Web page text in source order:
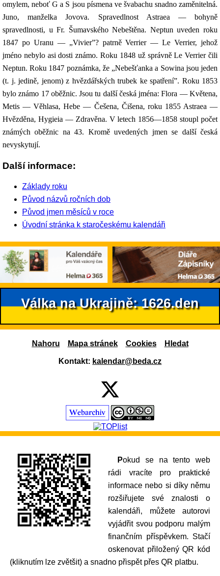
omylem, neboť G a S jsou písmena ve švabachu snadno zaměnitelná.
Juno, manželka Jovova. Spravedlnost Astraea — bohyně
spravedlnosti, u Fr. Šumavského Nebeštěna. Neptun uveden roku
1847 po Uranu — „Vivier”? patrně Verrier — Le Verrier, jehož
jméno nebylo asi dosti známo. Roku 1848 už správně Le Verrier čili
Neptun. Roku 1847 poznámka, že „Nebešťanka a Sowina jsou jeden
(t. j. jedině, jenom) z hvězdářských trubek ke spatření”. Roku 1853
bylo známo 17 oběžnic. Jsou tu další česká jména: Flora — Květena,
Metis — Věhlasa, Hebe — Češena, Čišena, roku 1855 Astraea —
Hvězděna, Hygieia — Zdravěna. V letech 1856—1858 stoupl počet
známých oběžnic na 43. Kromě uvedených jmen se další česká
nevyskytují.
Další informace:
Základy roku
Původ názvů ročních dob
Původ jmen měsíců v roce
Úvodní stránka k staročeskému kalendáři
Válka na Ukrajině: 1626.den
Nahoru Mapa stránek Cookies Hledat
Kontakt: kalendar@beda.cz
Pokud se na tento web
rádi vracíte pro praktické
informace nebo si díky němu
rozšiřujete své znalosti o
kalendáři, můžete autorovi
vyjádřit svou podporu malým
finančním příspěvkem. Stačí
oskenovat přiložený QR kód
(kliknutím lze zvětšit) a snadno přispět přes QR platbu.